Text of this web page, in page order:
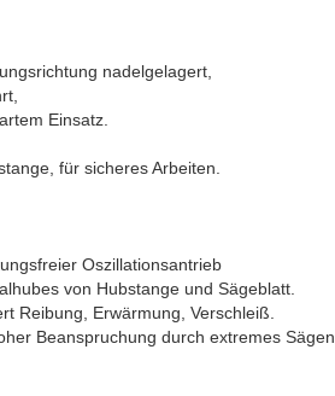
nadelgelagert,
Einsatz.
für sicheres Arbeiten.
Oszillationsantrieb
von Hubstange und Sägeblatt.
Reibung, Erwärmung, Verschleiß.
Beanspruchung durch extremes Sägen.